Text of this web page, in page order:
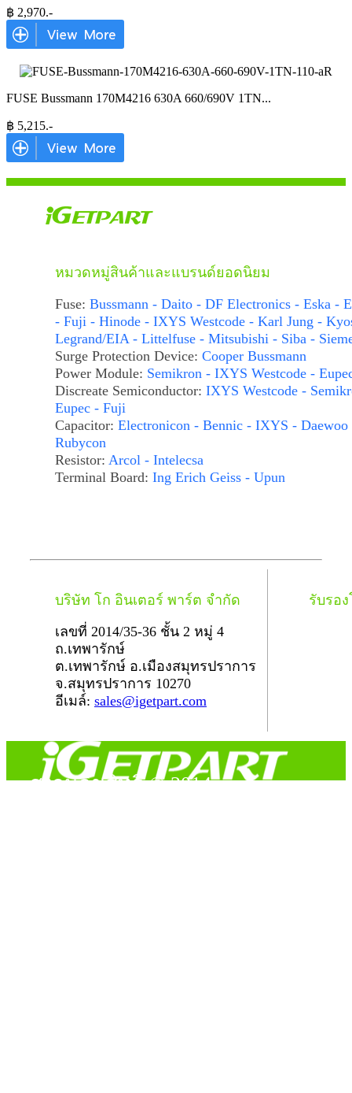
฿ 2,970.-
FUSE Bussmann 170M4216 630A 660/690V 1TN...
฿ 5,215.-
หมวดหมู่สินค้าและแบรนด์ยอดนิยม
Fuse: Bussmann - Daito - DF Electronics - Eska -
- Fuji - Hinode - IXYS Westcode - Karl Jung -
Legrand/EIA - Littelfuse - Mitsubishi - Siba -
Surge Protection Device: Cooper Bussmann
Power Module: Semikron - IXYS Westcode -
Discreate Semiconductor: IXYS Westcode -
Eupec - Fuji
Capacitor: Electronicon - Bennic - IXYS - Daewoo
Rubycon
Resistor: Arcol - Intelecsa
Terminal Board: Ing Erich Geiss - Upun
บริษัท โก อินเตอร์ พาร์ต จำกัด
เลขที่ 2014/35-36 ชั้น 2 หมู่ 4
ถ.เทพารักษ์
ต.เทพารักษ์ อ.เมืองสมุทรปราการ
จ.สมุทรปราการ 10270
อีเมล์: sales@igetpart.com
รับรอ
สงวนลิขสิทธิ์ © 2014